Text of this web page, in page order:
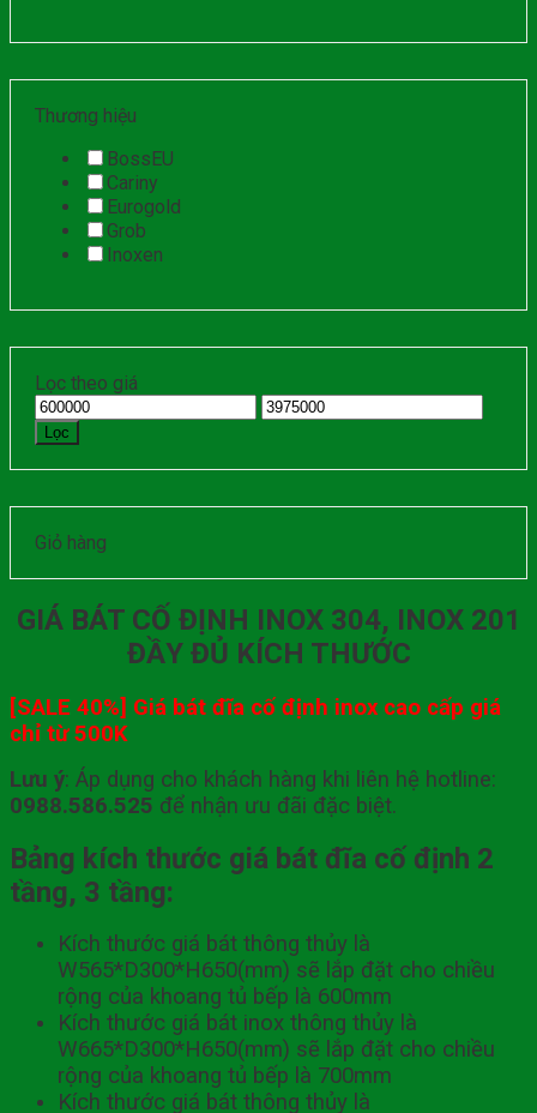
Thương hiệu
BossEU
Cariny
Eurogold
Grob
Inoxen
Lọc theo giá
Lọc
Giỏ hàng
GIÁ BÁT CỐ ĐỊNH INOX 304, INOX 201
ĐẦY ĐỦ KÍCH THƯỚC
[SALE 40%] Giá bát đĩa cố định inox cao cấp giá
chỉ từ 500K
Lưu ý: Áp dụng cho khách hàng khi liên hệ hotline:
0988.586.525 để nhận ưu đãi đặc biệt.
Bảng kích thước giá bát đĩa cố định 2
tầng, 3 tầng:
Kích thước giá bát thông thủy là
W565*D300*H650(mm) sẽ lắp đặt cho chiều
rộng của khoang tủ bếp là 600mm
Kích thước giá bát inox thông thủy là
W665*D300*H650(mm) sẽ lắp đặt cho chiều
rộng của khoang tủ bếp là 700mm
Kích thước giá bát thông thủy là